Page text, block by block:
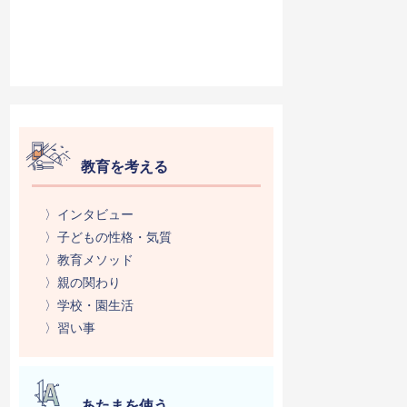
教育を考える
〉インタビュー
〉子どもの性格・気質
〉教育メソッド
〉親の関わり
〉学校・園生活
〉習い事